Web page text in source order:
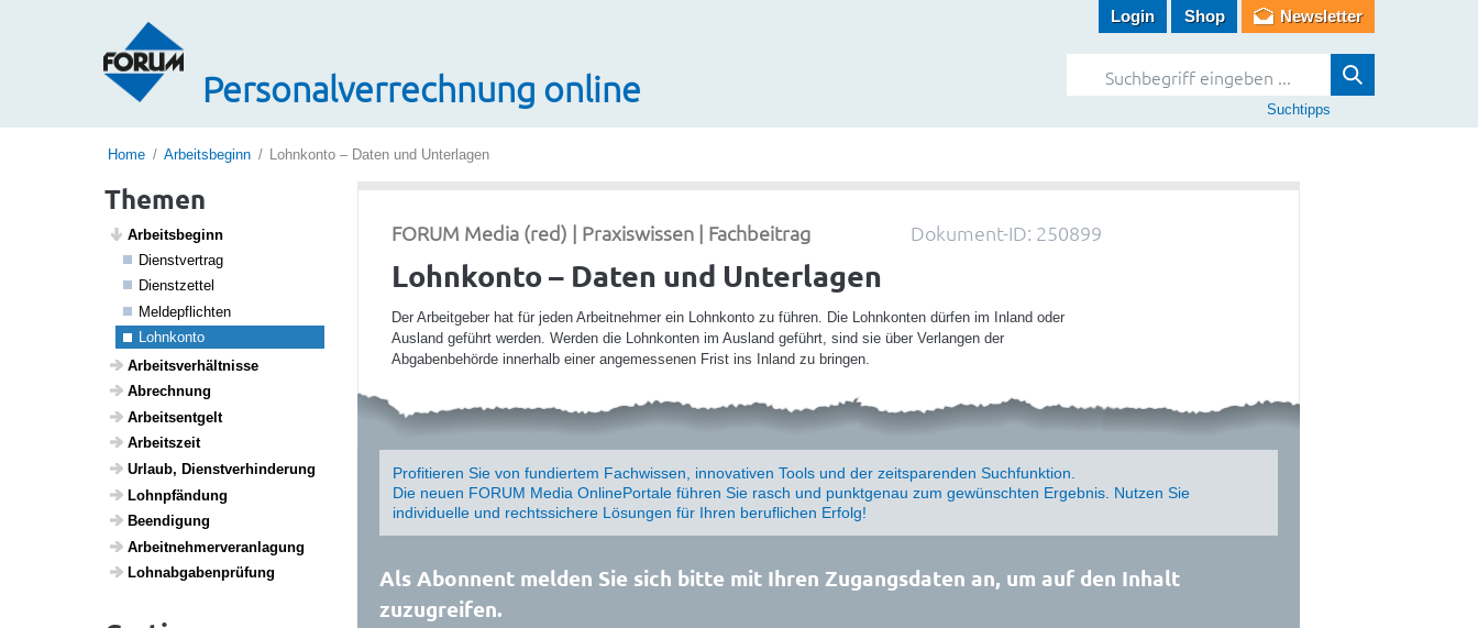
Personalverrechnung online
Login Shop Newsletter
Suchtipps
Home Arbeitsbeginn Lohnkonto – Daten und Unterlagen
Themen
Arbeits­be­ginn
Dienst­ver­trag
Dienst­zettel
Melde­pflichten
Lohn­konto
Arbeits­ver­hält­nisse
Abrech­nung
Arbeits­ent­gelt
Arbeits­zeit
Urlaub, Dienst­ver­hin­de­rung
Lohn­pfän­dung
Been­di­gung
Arbeit­neh­mer­ver­an­la­gung
Lohn­ab­ga­ben­prü­fung
Dokument-ID: 250899
FORUM Media (red) | Praxiswissen | Fachbeitrag
Lohnkonto – Daten und Unterlagen
Der Arbeitgeber hat für jeden Arbeitnehmer ein Lohnkonto zu führen. Die Lohnkonten dürfen im Inland oder
Ausland geführt werden. Werden die Lohnkonten im Ausland geführt, sind sie über Verlangen der
Abgabenbehörde innerhalb einer angemessenen Frist ins Inland zu bringen.
Profitieren Sie von fundiertem Fachwissen, innovativen Tools und der zeitsparenden Suchfunktion.
Die neuen FORUM Media OnlinePortale führen Sie rasch und punktgenau zum gewünschten Ergebnis. Nutzen Sie
individuelle und rechtssichere Lösungen für Ihren beruflichen Erfolg!
Als Abonnent melden Sie sich bitte mit Ihren Zugangsdaten an, um auf den Inhalt
zuzugreifen.